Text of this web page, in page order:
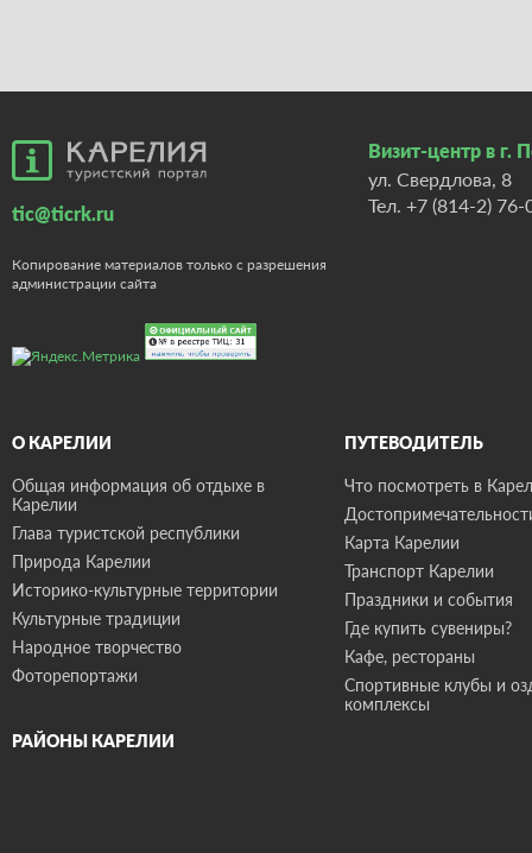
tic@ticrk.ru
Копирование материалов только с разрешения
администрации сайта
Визит-центр в г.
ул. Свердлова, 8
Тел. +7 (814-2) 76-
О КАРЕЛИИ
Общая информация об отдыхе в
Карелии
Глава туристской республики
Природа Карелии
Историко-культурные территории
Культурные традиции
Народное творчество
Фоторепортажи
РАЙОНЫ КАРЕЛИИ
ПУТЕВОДИТЕЛЬ
Что посмотреть в
Карта Карелии
Транспорт Карелии
Праздники и события
Где купить сувениры?
Кафе, рестораны
Спортивные клубы и
комплексы